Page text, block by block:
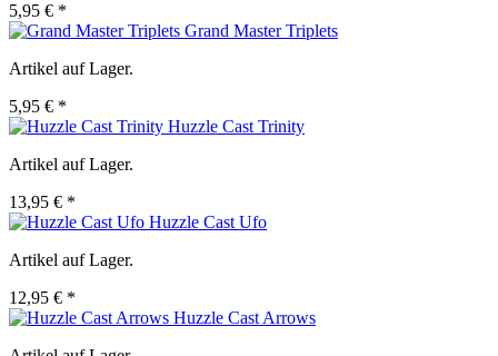
5,95 € *
Grand Master Triplets
Artikel auf Lager.
5,95 € *
Huzzle Cast Trinity
Artikel auf Lager.
13,95 € *
Huzzle Cast Ufo
Artikel auf Lager.
12,95 € *
Huzzle Cast Arrows